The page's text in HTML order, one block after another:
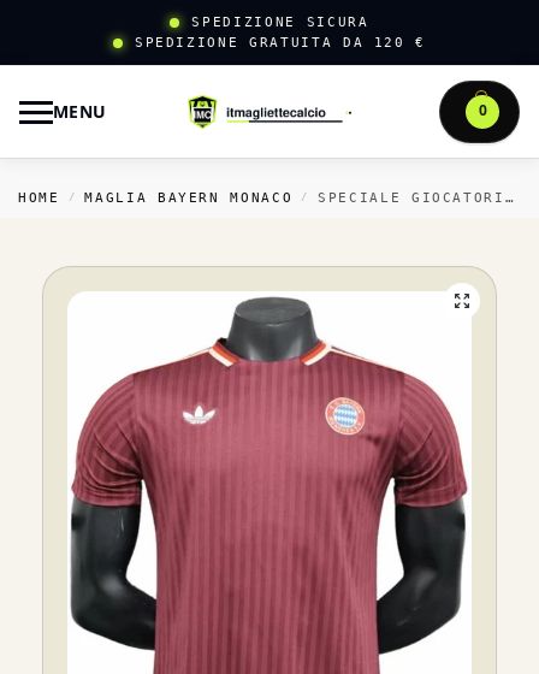
SPEDIZIONE SICURA
SPEDIZIONE GRATUITA DA 120 €
MENU 0
HOME / MAGLIA BAYERN MONACO / SPECIALE GIOCATORI MAGLIA BAYERN MÜNCHEN 2024 2025 I ROSSO